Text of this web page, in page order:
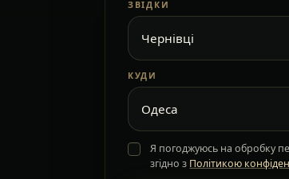
ЗВІДКИ
КУДИ
Я погоджуюсь на обробку
згідно з Політикою